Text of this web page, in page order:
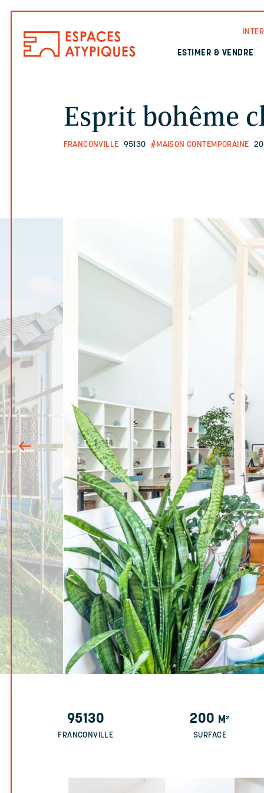
ESTIMER & VENDRE
Esprit bohême
FRANCONVILLE 95130 #MAISON CONTEMPORAINE
1 | 14
95130
FRANCONVILLE
200 M²
SURFACE